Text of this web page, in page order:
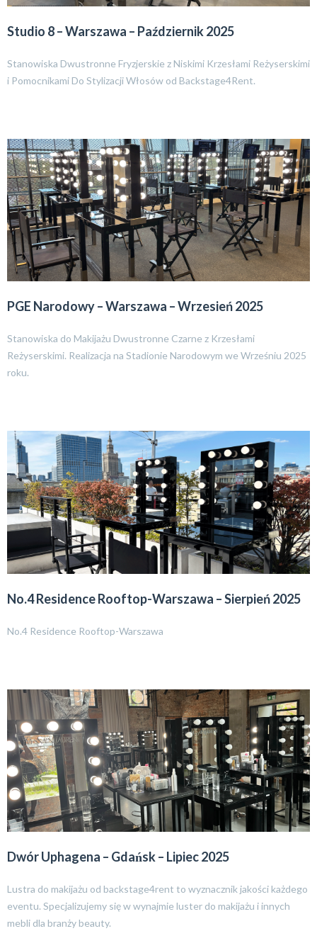
Studio 8 – Warszawa – Październik 2025
Stanowiska Dwustronne Fryzjerskie z Niskimi Krzesłami Reżyserskimi
i Pomocnikami Do Stylizacji Włosów od Backstage4Rent.
PGE Narodowy – Warszawa – Wrzesień 2025
Stanowiska do Makijażu Dwustronne Czarne z Krzesłami
Reżyserskimi. Realizacja na Stadionie Narodowym we Wrześniu 2025
roku.
No.4 Residence Rooftop-Warszawa – Sierpień 2025
No.4 Residence Rooftop-Warszawa
Dwór Uphagena – Gdańsk – Lipiec 2025
Lustra do makijażu od backstage4rent to wyznacznik jakości każdego
eventu. Specjalizujemy się w wynajmie luster do makijażu i innych
mebli dla branży beauty.